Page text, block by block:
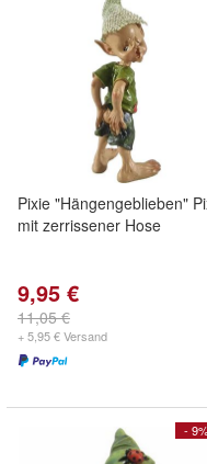
Pixie "Hängengeblieben"
mit zerrissener Hose
9,95 €
11,05 €
+ 5,95 € Versand
-